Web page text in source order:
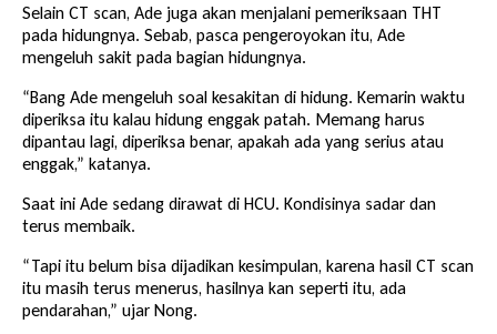
Selain CT scan, Ade juga akan menjalani pemeriksaan THT
pada hidungnya. Sebab, pasca pengeroyokan itu, Ade
mengeluh sakit pada bagian hidungnya.
“Bang Ade mengeluh soal kesakitan di hidung. Kemarin waktu
diperiksa itu kalau hidung enggak patah. Memang harus
dipantau lagi, diperiksa benar, apakah ada yang serius atau
enggak,” katanya.
Saat ini Ade sedang dirawat di HCU. Kondisinya sadar dan
terus membaik.
“Tapi itu belum bisa dijadikan kesimpulan, karena hasil CT scan
itu masih terus menerus, hasilnya kan seperti itu, ada
pendarahan,” ujar Nong.